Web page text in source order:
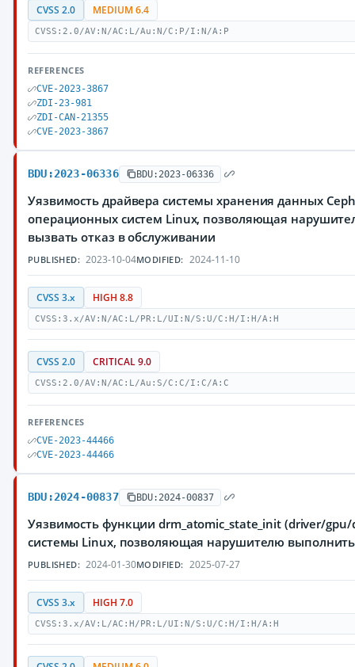
CVSS 2.0 MEDIUM 6.4
CVSS:2.0/AV:N/AC:L/Au:N/C:P/I:N/A:P
REFERENCES
CVE-2023-3867
ZDI-23-981
ZDI-CAN-21355
CVE-2023-3867
BDU:2023-06336 BDU:2023-06336
Уязвимость драйвера системы хранения данных
операционных систем Linux, позволяющая
вызвать отказ в обслуживании
PUBLISHED: 2023-10-04MODIFIED: 2024-11-10
CVSS 3.x HIGH 8.8
CVSS:3.x/AV:N/AC:L/PR:L/UI:N/S:U/C:H/I:H/A:H
CVSS 2.0 CRITICAL 9.0
CVSS:2.0/AV:N/AC:L/Au:S/C:C/I:C/A:C
REFERENCES
CVE-2023-44466
CVE-2023-44466
BDU:2024-00837 BDU:2024-00837
Уязвимость функции drm_atomic_state_init (driver/
системы Linux, позволяющая нарушителю
PUBLISHED: 2024-01-30MODIFIED: 2025-07-27
CVSS 3.x HIGH 7.0
CVSS:3.x/AV:L/AC:H/PR:L/UI:N/S:U/C:H/I:H/A:H